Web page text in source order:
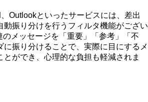
Outlookといったサービスには、差出
動振り分けを行うフィルタ機能がござい
のメッセージを「重要」「参考」「不
に振り分けることで、実際に目にするメ
とができ、心理的な負担も軽減されま